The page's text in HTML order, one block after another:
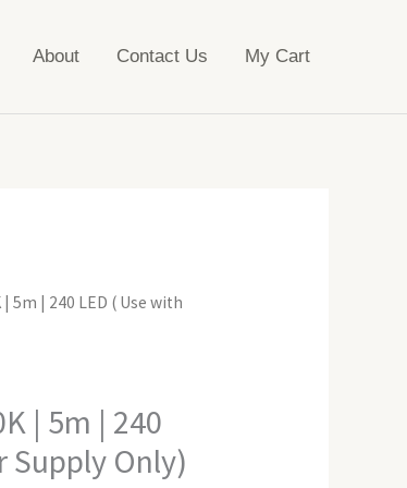
About Contact Us My Cart
5m | 240 LED ( Use with
| 5m | 240
Supply Only)